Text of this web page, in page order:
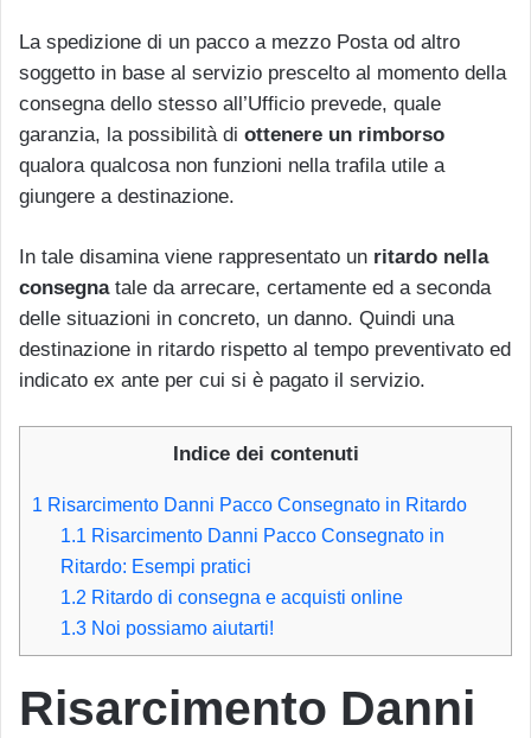
La spedizione di un pacco a mezzo Posta od altro
soggetto in base al servizio prescelto al momento della
consegna dello stesso all’Ufficio prevede, quale
garanzia, la possibilità di ottenere un rimborso
qualora qualcosa non funzioni nella trafila utile a
giungere a destinazione.
In tale disamina viene rappresentato un ritardo nella
consegnatale da arrecare, certamente ed a seconda
delle situazioni in concreto, un danno. Quindi una
destinazione in ritardo rispetto al tempo preventivato ed
indicato ex ante per cui si è pagato il servizio.
Indice dei contenuti
1 Risarcimento Danni Pacco Consegnato in Ritardo
1.1 Risarcimento Danni Pacco Consegnato in
Ritardo: Esempi pratici
1.2 Ritardo di consegna e acquisti online
1.3 Noi possiamo aiutarti!
Risarcimento Danni